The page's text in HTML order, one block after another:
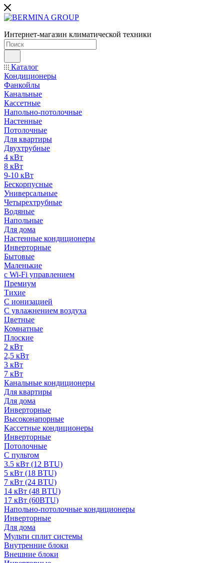
Интернет-магазин климатической техники
Каталог
Кондиционеры
Фанкойлы
Канальные
Кассетные
Напольно-потолочные
Настенные
Потолочные
Для квартиры
Двухтрубные
4 кВт
8 кВт
9-10 кВт
Бескорпусные
Универсальные
Четырехтрубные
Водяные
Напольные
Для дома
Настенные кондиционеры
Инверторные
Бытовые
Маленькие
с Wi-Fi управлением
Премиум
Тихие
С ионизацией
С увлажнением воздуха
Цветные
Комнатные
Плоские
2 кВт
2,5 кВт
3 кВт
7 кВт
Канальные кондиционеры
Для квартиры
Для дома
Инверторные
Высоконапорные
Кассетные кондиционеры
Инверторные
Потолочные
С пультом
3.5 кВт (12 BTU)
5 кВт (18 BTU)
7 кВт (24 BTU)
14 кВт (48 BTU)
17 кВт (60BTU)
Напольно-потолочные кондиционеры
Инверторные
Для дома
Мульти сплит системы
Внутренние блоки
Внешние блоки